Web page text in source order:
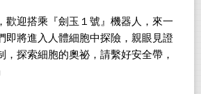
歡迎搭乘『劍玉１號』機器人，來一
即將進入人體細胞中探險，親眼見證
，探索細胞的奧祕，請繫好安全帶，